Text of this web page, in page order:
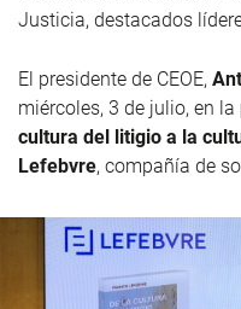
Justicia, destacados
El presidente de CEOE,
miércoles, 3 de julio, en la
cultura del litigio a la
Lefebvre, compañía de